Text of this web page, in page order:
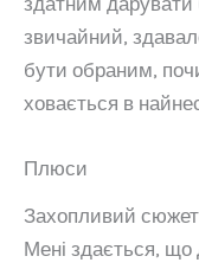
звичайний,
бути обраним,
ховається в
Плюси
Захопливий сюжет
Мені здається, що